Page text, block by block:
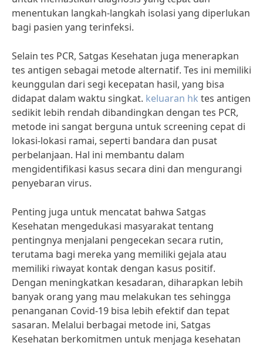
menentukan langkah-langkah isolasi yang diperlukan
bagi pasien yang terinfeksi.
Selain tes PCR, Satgas Kesehatan juga menerapkan
tes antigen sebagai metode alternatif. Tes ini memiliki
keunggulan dari segi kecepatan hasil, yang bisa
didapat dalam waktu singkat. keluaran hk tes antigen
sedikit lebih rendah dibandingkan dengan tes PCR,
metode ini sangat berguna untuk screening cepat di
lokasi-lokasi ramai, seperti bandara dan pusat
perbelanjaan. Hal ini membantu dalam
mengidentifikasi kasus secara dini dan mengurangi
penyebaran virus.
Penting juga untuk mencatat bahwa Satgas
Kesehatan mengedukasi masyarakat tentang
pentingnya menjalani pengecekan secara rutin,
terutama bagi mereka yang memiliki gejala atau
memiliki riwayat kontak dengan kasus positif.
Dengan meningkatkan kesadaran, diharapkan lebih
banyak orang yang mau melakukan tes sehingga
penanganan Covid-19 bisa lebih efektif dan tepat
sasaran. Melalui berbagai metode ini, Satgas
Kesehatan berkomitmen untuk menjaga kesehatan